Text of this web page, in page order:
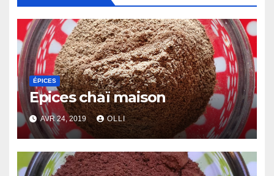
ÉPICES
Epices chaï maison
AVR 24, 2019 OLLI